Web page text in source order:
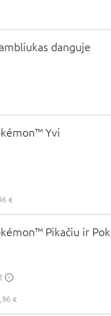
danguje
Yvi
€
Pikačiu ir
€